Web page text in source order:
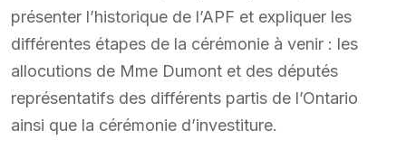
présenter l’historique de l’APF et expliquer les
différentes étapes de la cérémonie à venir : les
allocutions de Mme Dumont et des députés
représentatifs des différents partis de l’Ontario
ainsi que la cérémonie d’investiture.